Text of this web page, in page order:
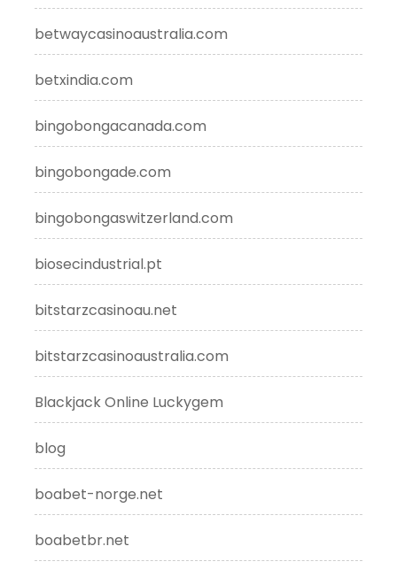
betwaycasinoaustralia.com
betxindia.com
bingobongacanada.com
bingobongade.com
bingobongaswitzerland.com
biosecindustrial.pt
bitstarzcasinoau.net
bitstarzcasinoaustralia.com
Blackjack Online Luckygem
blog
boabet-norge.net
boabetbr.net